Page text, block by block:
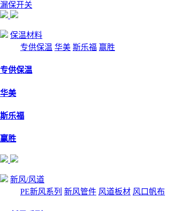
漏保开关
保温材料
专供保温 华美 斯乐福 赢胜
专供保温
华美
斯乐福
赢胜
新风/风道
PE新风系列 新风管件 风道板材 风口帆布